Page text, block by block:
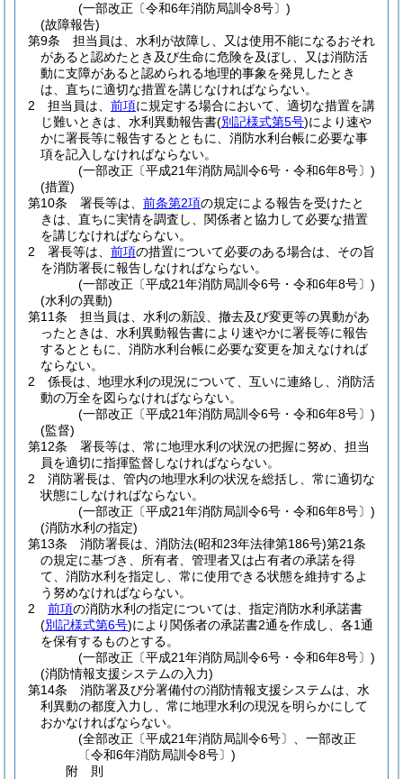
(一部改正〔令和6年消防局訓令8号〕)
(故障報告)
第9条
担当員は、水利が故障し、又は使用不能になるおそれ
があると認めたとき及び生命に危険を及ぼし、又は消防活
動に支障があると認められる地理的事象を発見したとき
は、直ちに適切な措置を講じなければならない。
2
担当員は、 前項に規定する場合において、適切な措置を講
じ難いときは、水利異動報告書(別記様式第5号)により速や
かに署長等に報告するとともに、消防水利台帳に必要な事
項を記入しなければならない。
(一部改正〔平成21年消防局訓令6号・令和6年8号〕)
(措置)
第10条
署長等は、 前条第2項の規定による報告を受けたと
きは、直ちに実情を調査し、関係者と協力して必要な措置
を講じなければならない。
2
署長等は、 前項の措置について必要のある場合は、その旨
を消防署長に報告しなければならない。
(一部改正〔平成21年消防局訓令6号・令和6年8号〕)
(水利の異動)
第11条
担当員は、水利の新設、撤去及び変更等の異動があ
ったときは、水利異動報告書により速やかに署長等に報告
するとともに、消防水利台帳に必要な変更を加えなければ
ならない。
2
係長は、地理水利の現況について、互いに連絡し、消防活
動の万全を図らなければならない。
(一部改正〔平成21年消防局訓令6号・令和6年8号〕)
(監督)
第12条
署長等は、常に地理水利の状況の把握に努め、担当
員を適切に指揮監督しなければならない。
2
消防署長は、管内の地理水利の状況を総括し、常に適切な
状態にしなければならない。
(一部改正〔平成21年消防局訓令6号・令和6年8号〕)
(消防水利の指定)
第13条
消防署長は、消防法(昭和23年法律第186号)第21条
の規定に基づき、所有者、管理者又は占有者の承諾を得
て、消防水利を指定し、常に使用できる状態を維持するよ
う努めなければならない。
2
前項の消防水利の指定については、指定消防水利承諾書
(別記様式第6号)により関係者の承諾書2通を作成し、各1通
を保有するものとする。
(一部改正〔平成21年消防局訓令6号・令和6年8号〕)
(消防情報支援システムの入力)
第14条
消防署及び分署備付の消防情報支援システムは、水
利異動の都度入力し、常に地理水利の現況を明らかにして
おかなければならない。
(全部改正〔平成21年消防局訓令6号〕、一部改正
〔令和6年消防局訓令8号〕)
附 則